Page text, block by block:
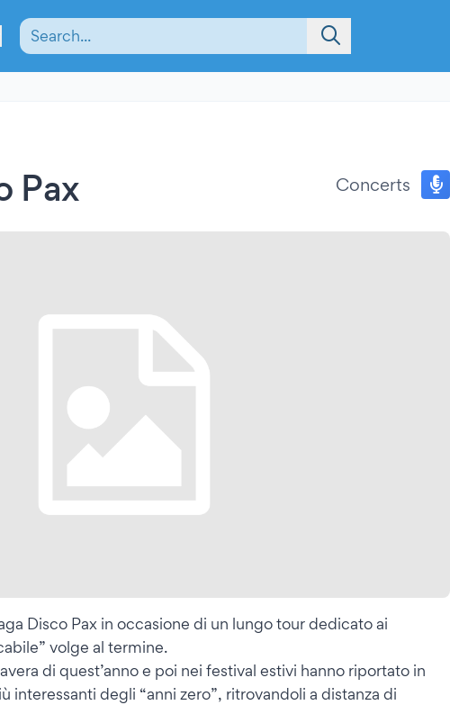
Pax Concerts
Disco Pax in occasione di un lungo tour dedicato ai
volge al termine.
di quest’anno e poi nei festival estivi hanno riportato in
interessanti degli “anni zero”, ritrovandoli a distanza di